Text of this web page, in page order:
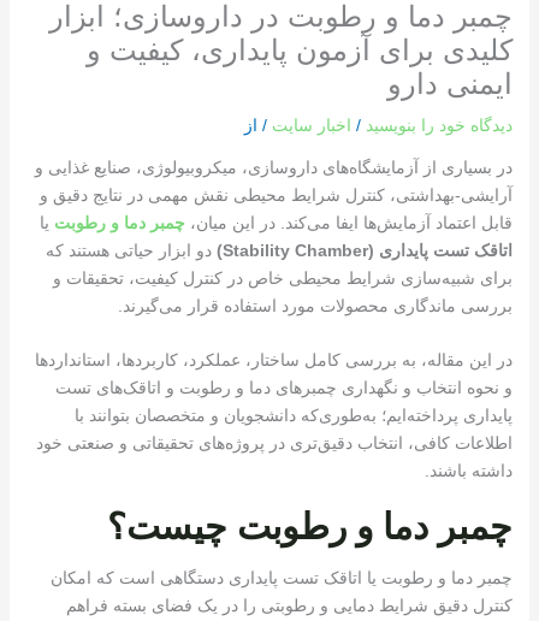
چمبر دما و رطوبت در داروسازی؛ ابزار
کلیدی برای آزمون پایداری، کیفیت و
ایمنی دارو
دیدگاه‌ خود را بنویسید / اخبار سایت / از
در بسیاری از آزمایشگاه‌های داروسازی، میکروبیولوژی، صنایع غذایی و
آرایشی-بهداشتی، کنترل شرایط محیطی نقش مهمی در نتایج دقیق و
قابل اعتماد آزمایش‌ها ایفا می‌کند. در این میان، چمبر دما و رطوبت یا
اتاقک تست پایداری (Stability Chamber)
دو ابزار حیاتی هستند که
برای شبیه‌سازی شرایط محیطی خاص در کنترل کیفیت، تحقیقات و
بررسی ماندگاری محصولات مورد استفاده قرار می‌گیرند.
در این مقاله، به بررسی کامل ساختار، عملکرد، کاربردها، استانداردها
و نحوه انتخاب و نگهداری چمبرهای دما و رطوبت و اتاقک‌های تست
پایداری پرداخته‌ایم؛ به‌طوری‌که دانشجویان و متخصصان بتوانند با
اطلاعات کافی، انتخاب دقیق‌تری در پروژه‌های تحقیقاتی و صنعتی خود
داشته باشند.
چمبر دما و رطوبت چیست؟
چمبر دما و رطوبت یا اتاقک تست پایداری دستگاهی است که امکان
کنترل دقیق شرایط دمایی و رطوبتی را در یک فضای بسته فراهم